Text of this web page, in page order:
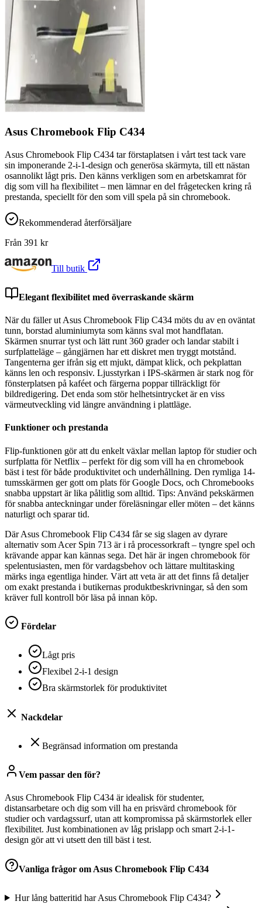
Asus Chromebook Flip C434
Asus Chromebook Flip C434 tar förstaplatsen i vårt test tack vare
sin imponerande 2-i-1-design och generösa skärmyta, till ett nästan
osannolikt lågt pris. Den känns verkligen som en arbetskamrat för
dig som vill ha flexibilitet – men lämnar en del frågetecken kring rå
prestanda, speciellt för den som vill spela på sin chromebook.
Rekommenderad återförsäljare
Från 391 kr
Till butik
Elegant flexibilitet med överraskande skärm
När du fäller ut Asus Chromebook Flip C434 möts du av en oväntat
tunn, borstad aluminiumyta som känns sval mot handflatan.
Skärmen snurrar tyst och lätt runt 360 grader och landar stabilt i
surfplatteläge – gångjärnen har ett diskret men tryggt motstånd.
Tangenterna ger ifrån sig ett mjukt, dämpat klick, och pekplattan
känns len och responsiv. Ljusstyrkan i IPS-skärmen är stark nog för
fönsterplatsen på kaféet och färgerna poppar tillräckligt för
bildredigering. Det enda som stör helhetsintrycket är en viss
värmeutveckling vid längre användning i plattläge.
Funktioner och prestanda
Flip-funktionen gör att du enkelt växlar mellan laptop för studier och
surfplatta för Netflix – perfekt för dig som vill ha en chromebook
bäst i test för både produktivitet och underhållning. Den rymliga 14-
tumsskärmen ger gott om plats för Google Docs, och Chromebooks
snabba uppstart är lika pålitlig som alltid. Tips: Använd pekskärmen
för snabba anteckningar under föreläsningar eller möten – det känns
naturligt och sparar tid.
Där Asus Chromebook Flip C434 får se sig slagen av dyrare
alternativ som Acer Spin 713 är i rå processorkraft – tyngre spel och
krävande appar kan kännas sega. Det här är ingen chromebook för
spelentusiasten, men för vardagsbehov och lättare multitasking
märks inga egentliga hinder. Värt att veta är att det finns få detaljer
om exakt prestanda i butikernas produktbeskrivningar, så den som
kräver full kontroll bör läsa på innan köp.
Fördelar
Lågt pris
Flexibel 2-i-1 design
Bra skärmstorlek för produktivitet
Nackdelar
Begränsad information om prestanda
Vem passar den för?
Asus Chromebook Flip C434 är idealisk för studenter,
distansarbetare och dig som vill ha en prisvärd chromebook för
studier och vardagssurf, utan att kompromissa på skärmstorlek eller
flexibilitet. Just kombinationen av låg prislapp och smart 2-i-1-
design gör att vi utsett den till bäst i test.
Vanliga frågor om Asus Chromebook Flip C434
Hur lång batteritid har Asus Chromebook Flip C434?